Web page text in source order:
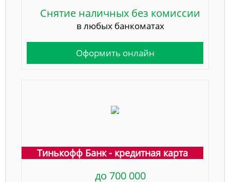
Снятие наличных без комиссии
в любых банкоматах
Оформить онлайн
Тинькофф Банк - кредитная карта
до 700 000